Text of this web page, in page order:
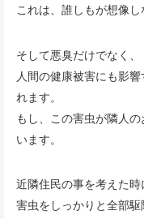
これは、誰しもが想像し
そして悪臭だけでなく、
人間の健康被害にも影
れます。
もし、この害虫が隣人
います。
近隣住民の事を考えた時
害虫をしっかりと全部